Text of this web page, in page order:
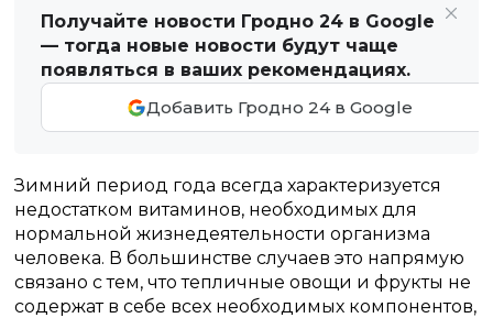
Получайте новости Гродно 24 в Google
— тогда новые новости будут чаще
появляться в ваших рекомендациях.
Добавить Гродно 24 в Google
Зимний период года всегда характеризуется
недостатком витаминов, необходимых для
нормальной жизнедеятельности организма
человека. В большинстве случаев это напрямую
связано с тем, что тепличные овощи и фрукты не
содержат в себе всех необходимых компонентов,